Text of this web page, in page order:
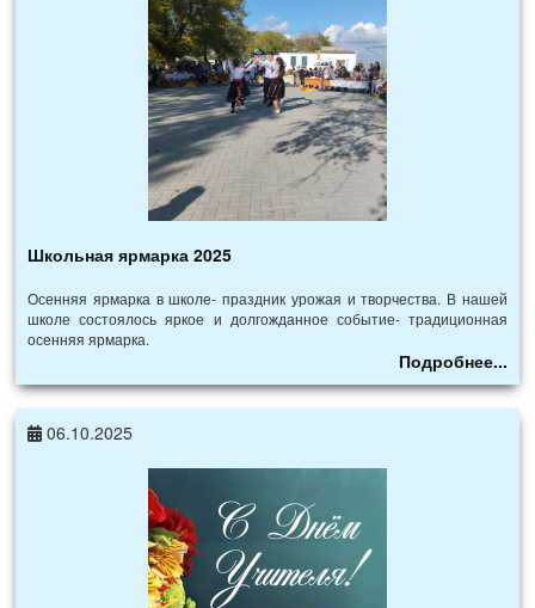
Школьная ярмарка 2025
Осенняя ярмарка в школе- праздник урожая и творчества. В нашей
школе состоялось яркое и долгожданное событие- традиционная
осенняя ярмарка.
Подробнее...
06.10.2025